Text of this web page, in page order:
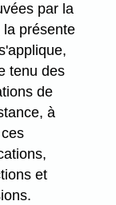
par la
la présente
tenu des
de
à
et